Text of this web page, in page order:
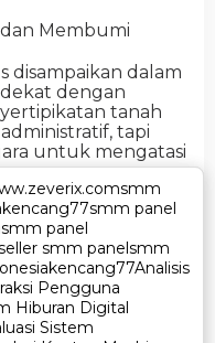
smm
kencang77smm panel
smm panel
smm panelsmm
kencang77Analisis
Pengguna
Hiburan Digital
Sistem
smm
kencang77smm panel
smm panel
smm panelsmm
kencang77Analisis
Pengguna
Hiburan Digital
Sistem
dan Membumi
disampaikan dalam
dengan
tanah
tapi
untuk mengatasi
Antisipatif
reaktif
sistem peringatan
mendeteksi isu
langkah cepat
situs palsu